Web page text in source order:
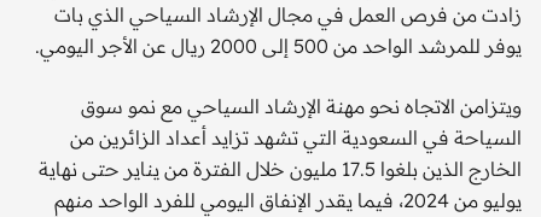
زادت من فرص العمل في مجال الإرشاد السياحي الذي بات
يوفر للمرشد الواحد من 500 إلى 2000 ريال عن الأجر اليومي.
ويتزامن الاتجاه نحو مهنة الإرشاد السياحي مع نمو سوق
السياحة في السعودية التي تشهد تزايد أعداد الزائرين من
الخارج الذين بلغوا 17.5 مليون خلال الفترة من يناير حتى نهاية
يوليو من 2024، فيما يقدر الإنفاق اليومي للفرد الواحد منهم